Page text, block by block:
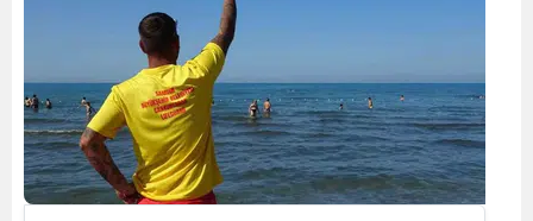
Zonguldak
Aksaray
Bayburt